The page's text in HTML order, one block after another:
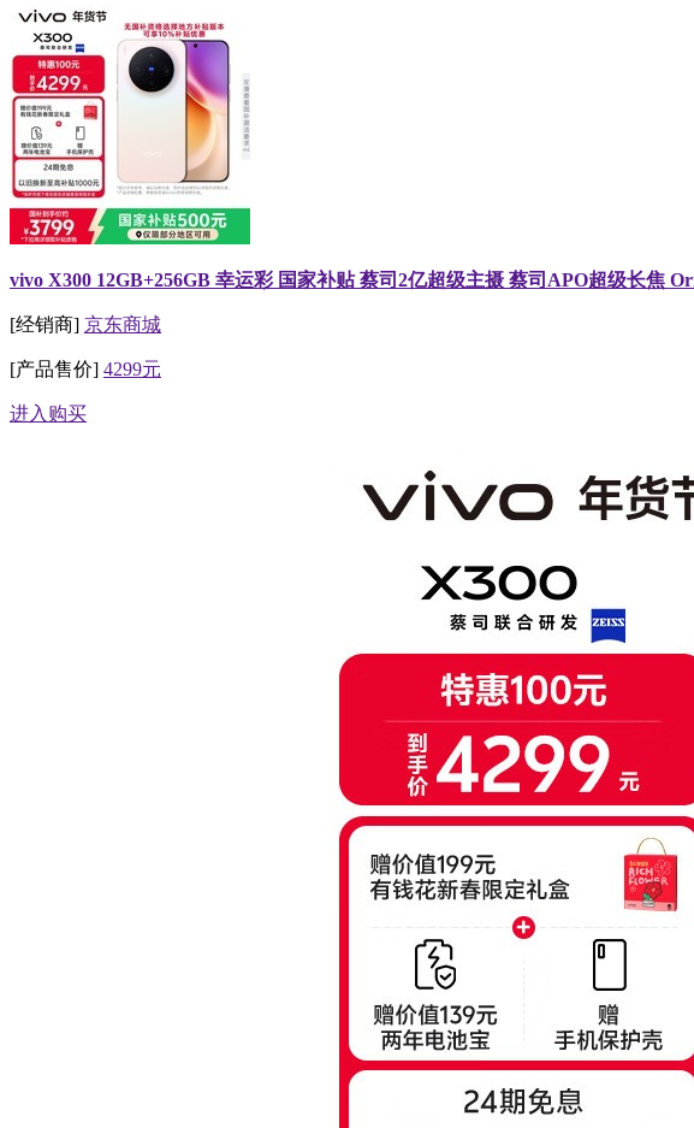
vivo X300 12GB+256GB 幸运彩 国家补贴 蔡司2亿超级主摄 蔡司APO超级长焦
[经销商] 京东商城
[产品售价] 4299元
进入购买